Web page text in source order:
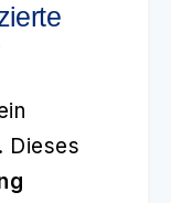
Dieses